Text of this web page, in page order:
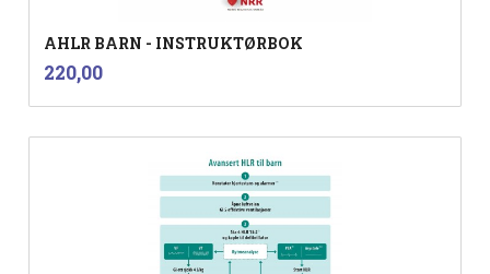
AHLR BARN - INSTRUKTØRBOK
Pris
220,00